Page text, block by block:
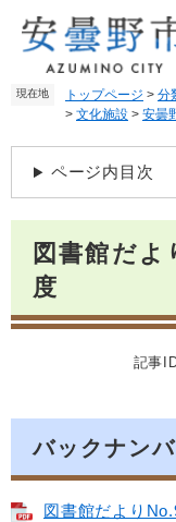
で
。
ば
て
本
現在地 トップページ > 分
> 文化施設 > 安曇
ページ内目次
図書館だ
度
記事
バックナン
図書館だより